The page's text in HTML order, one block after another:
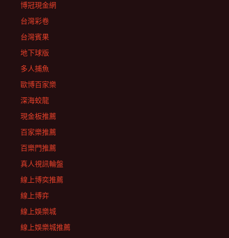
博冠現金網
台灣彩卷
台灣賓果
地下球版
多人捕魚
歐博百家樂
深海蛟龍
現金板推薦
百家樂推薦
百樂門推薦
真人視訊輪盤
線上博奕推薦
線上博弈
線上娛樂城
線上娛樂城推薦